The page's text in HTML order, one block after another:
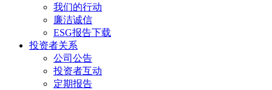
我们的行动
廉洁诚信
ESG报告下载
投资者关系
公司公告
投资者互动
定期报告